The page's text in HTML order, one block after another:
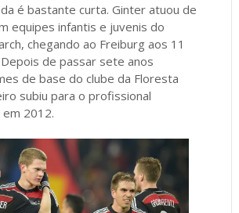
é bastante curta. Ginter atuou de
equipes infantis e juvenis do
chegando ao Freiburg aos 11
de passar sete anos
de base do clube da Floresta
subiu para o profissional
2012.